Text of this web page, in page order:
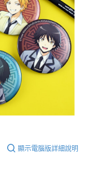
顯示電腦版詳細說明